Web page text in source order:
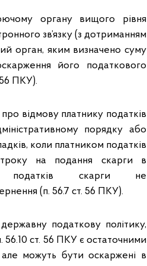
органу вищого рівня
зв’язку (з дотриманням
орган, яким визначено суму
його податкового
ПКУ).
відмову платнику податків
порядку або
коли платником податків
на подання скарги в
податків скарги не
(п. 56.7 ст. 56 ПКУ).
податкову політику,
56.10 ст. 56 ПКУ є остаточними
можуть бути оскаржені в